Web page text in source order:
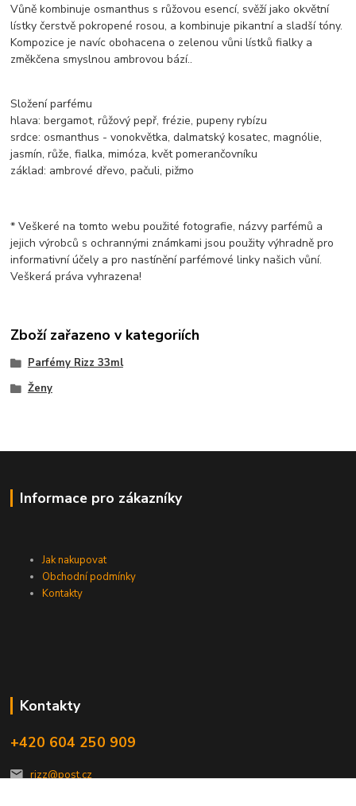
Vůně kombinuje osmanthus s růžovou esencí, svěží jako okvětní
lístky čerstvě pokropené rosou, a kombinuje pikantní a sladší tóny.
Kompozice je navíc obohacena o zelenou vůni lístků fialky a
změkčena smyslnou ambrovou bází..
Složení parfému
hlava: bergamot, růžový pepř, frézie, pupeny rybízu
srdce: osmanthus - vonokvětka, dalmatský kosatec, magnólie,
jasmín, růže, fialka, mimóza, květ pomerančovníku
základ: ambrové dřevo, pačuli, pižmo
* Veškeré na tomto webu použité fotografie, názvy parfémů a
jejich výrobců s ochrannými známkami jsou použity výhradně pro
informativní účely a pro nastínění parfémové linky našich vůní.
Veškerá práva vyhrazena!
Zboží zařazeno v kategoriích
Parfémy Rizz 33ml
Ženy
Informace pro zákazníky
Jak nakupovat
Obchodní podmínky
Kontakty
Kontakty
+420 604 250 909
rizz@post.cz